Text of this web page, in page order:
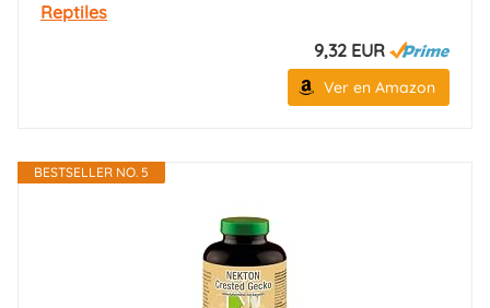
Reptiles
9,32 EUR
Ver en Amazon
BESTSELLER NO. 5